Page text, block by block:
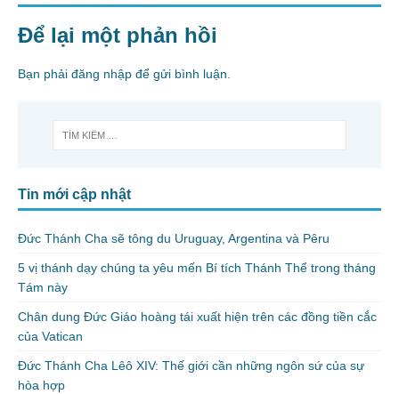
Để lại một phản hồi
Bạn phải đăng nhập để gửi bình luận.
Tin mới cập nhật
Đức Thánh Cha sẽ tông du Uruguay, Argentina và Pêru
5 vị thánh dạy chúng ta yêu mến Bí tích Thánh Thể trong tháng
Tám này
Chân dung Đức Giáo hoàng tái xuất hiện trên các đồng tiền cắc
của Vatican
Đức Thánh Cha Lêô XIV: Thế giới cần những ngôn sứ của sự
hòa hợp